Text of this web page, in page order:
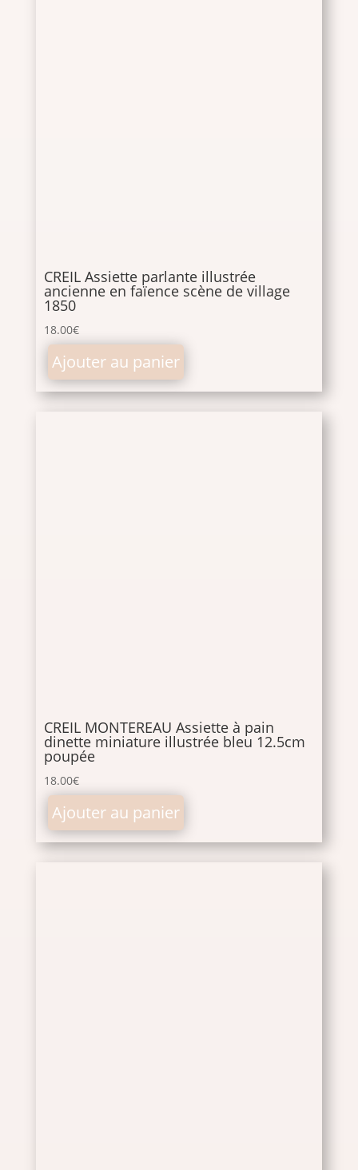
CREIL Assiette parlante illustrée
ancienne en faïence scène de village
1850
18.00€
Ajouter au panier
CREIL MONTEREAU Assiette à pain
dinette miniature illustrée bleu 12.5cm
poupée
18.00€
Ajouter au panier